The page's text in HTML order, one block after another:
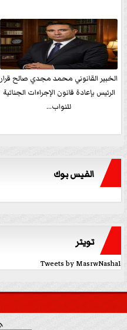
الخبير القانوني محمد مجدي صالح قرار
الرئيس بإعادة قانون الإجراءات الجنائية
للنواب...
الفيس بوك
تويتر
Tweets by MasrwNasha1